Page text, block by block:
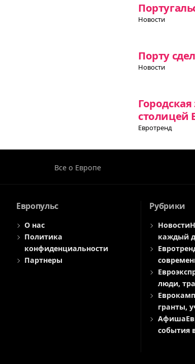
Новости
Порту
Новости
столицей
Евротренд
Все о Европе
Европульс
О нас
Политика
конфиденциальности
Партнеры
Рубрики
Новости
каждый
люди,
гранты,
Афиша
события